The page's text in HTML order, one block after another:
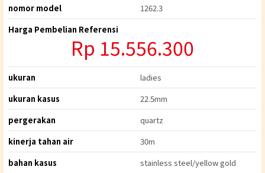
nomor model
1262.3
Harga Pembelian Referensi
Rp 15.556.300
ukuran
ladies
ukuran kasus
22.5mm
pergerakan
quartz
kinerja tahan air
30m
bahan kasus
stainless steel/yellow gold